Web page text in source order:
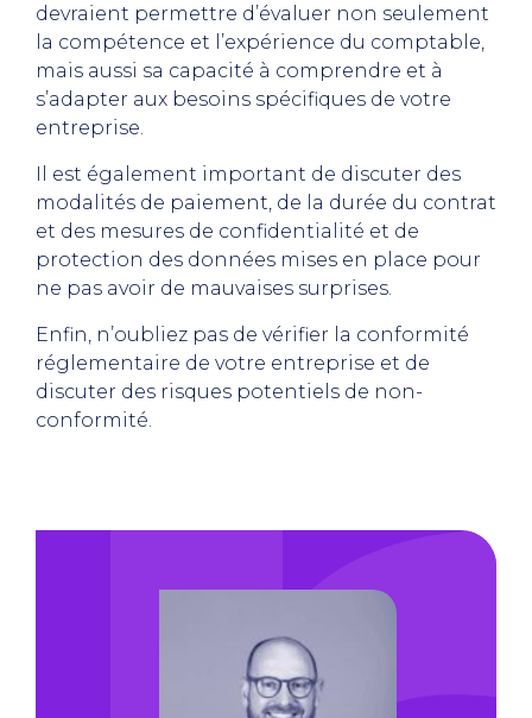
devraient permettre d’évaluer non seulement
la compétence et l’expérience du comptable,
mais aussi sa capacité à comprendre et à
s’adapter aux besoins spécifiques de votre
entreprise.
Il est également important de discuter des
modalités de paiement, de la durée du contrat
et des mesures de confidentialité et de
protection des données mises en place pour
ne pas avoir de mauvaises surprises.
Enfin, n’oubliez pas de vérifier la conformité
réglementaire de votre entreprise et de
discuter des risques potentiels de non-
conformité.